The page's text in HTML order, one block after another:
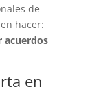
de
hacer:
acuerdos
en